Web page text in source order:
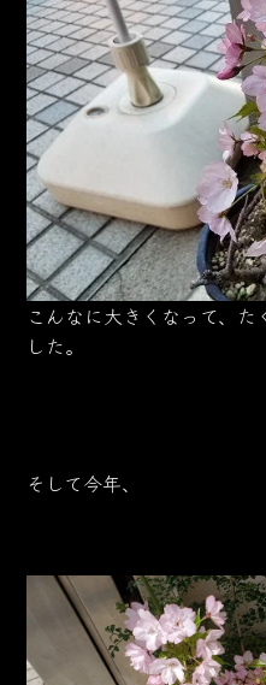
こんなに大きくなって、
した。
そして今年、